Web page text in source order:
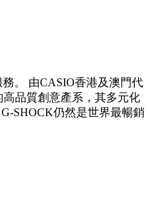
。 由CASIO香港及澳門代
品質創意產系，其多元化
SHOCK仍然是世界最暢銷